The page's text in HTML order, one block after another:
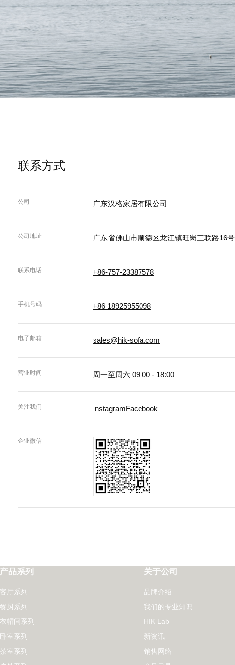
联系方式
公司 广东汉格家居有限公司
公司地址 广东省佛山市顺德区龙江镇旺岗三联路16号
联系电话 +86-757-23387578
手机号码 +86 18925955098
电子邮箱 sales@hik-sofa.com
营业时间 周一至周六 09:00 - 18:00
关注我们 InstagramFacebook
企业微信
产品系列
客厅系列
餐厨系列
衣帽间系列
卧室系列
茶室系列
关于公司
品牌介绍
我们的专业知识
HIK Lab
新资讯
销售网络